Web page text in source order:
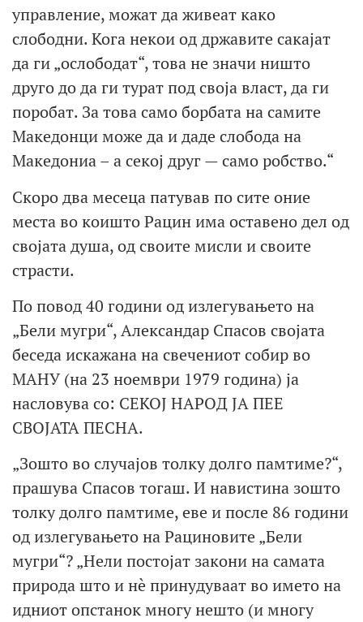
управление, можат да живеат како
слободни. Кога некои од државите сакајат
да ги „ослободат“, това не значи ништо
друго до да ги турат под своја власт, да ги
поробат. За това само борбата на самите
Македонци може да и даде слобода на
Македониа – а секој друг — само робство.“
Скоро два месеца патував по сите оние
места во коишто Рацин има оставено дел од
својата душа, од своите мисли и своите
страсти.
По повод 40 години од излегувањето на
„Бели мугри“, Александар Спасов својата
беседа искажана на свечениот собир во
МАНУ (на 23 ноември 1979 година) ја
насловува со: СЕКОЈ НАРОД ЈА ПЕЕ
СВОЈАТА ПЕСНА.
„Зошто во случајов толку долго памтиме?“,
прашува Спасов тогаш. И навистина зошто
толку долго памтиме, еве и после 86 години
од излегувањето на Рациновите „Бели
мугри“? „Нели постојат закони на самата
природа што и нè принудуваат во името на
идниот опстанок многу нешто (и многу